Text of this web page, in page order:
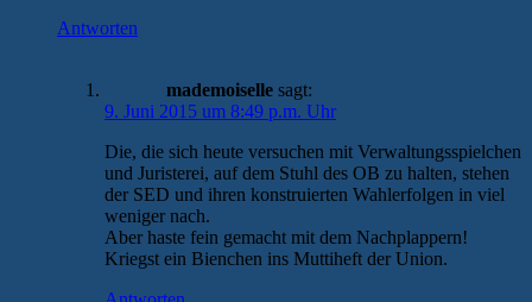
Antworten
mademoiselle sagt:
9. Juni 2015 um 8:49 p.m. Uhr
Die, die sich heute versuchen mit Verwaltungsspielchen
und Juristerei, auf dem Stuhl des OB zu halten, stehen
der SED und ihren konstruierten Wahlerfolgen in viel
weniger nach.
Aber haste fein gemacht mit dem Nachplappern!
Kriegst ein Bienchen ins Muttiheft der Union.